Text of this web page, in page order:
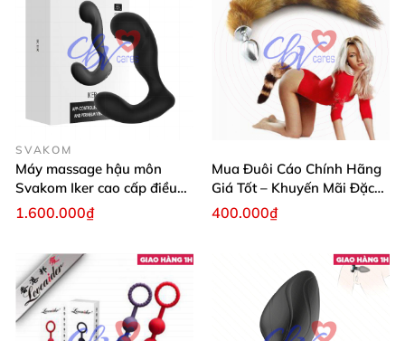
SVAKOM
Máy massage hậu môn
Svakom Iker cao cấp điều
khiển app tiện lợi
1.600.000₫
Mua Đuôi Cáo Chính Hãng
Giá Tốt – Khuyến Mãi Đặc
Biệt Hôm Nay
400.000₫